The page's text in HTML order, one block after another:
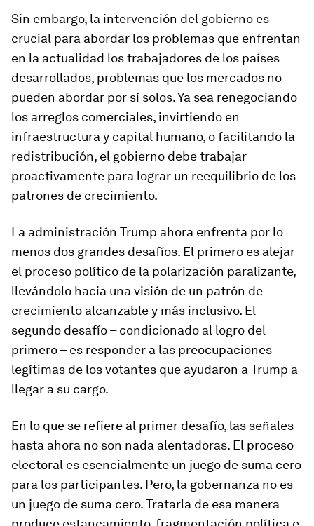
Sin embargo, la intervención del gobierno es
crucial para abordar los problemas que enfrentan
en la actualidad los trabajadores de los países
desarrollados, problemas que los mercados no
pueden abordar por sí solos. Ya sea renegociando
los arreglos comerciales, invirtiendo en
infraestructura y capital humano, o facilitando la
redistribución, el gobierno debe trabajar
proactivamente para lograr un reequilibrio de los
patrones de crecimiento.
La administración Trump ahora enfrenta por lo
menos dos grandes desafíos. El primero es alejar
el proceso político de la polarización paralizante,
llevándolo hacia una visión de un patrón de
crecimiento alcanzable y más inclusivo. El
segundo desafío – condicionado al logro del
primero – es responder a las preocupaciones
legítimas de los votantes que ayudaron a Trump a
llegar a su cargo.
En lo que se refiere al primer desafío, las señales
hasta ahora no son nada alentadoras. El proceso
electoral es esencialmente un juego de suma cero
para los participantes. Pero, la gobernanza no es
un juego de suma cero. Tratarla de esa manera